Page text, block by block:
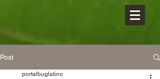
Post
portalbuglatino